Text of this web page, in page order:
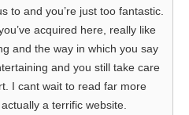
to and you’re just too fantastic.
acquired here, really like
and the way in which you say
and you still take care
I cant wait to read far more
a terrific website.